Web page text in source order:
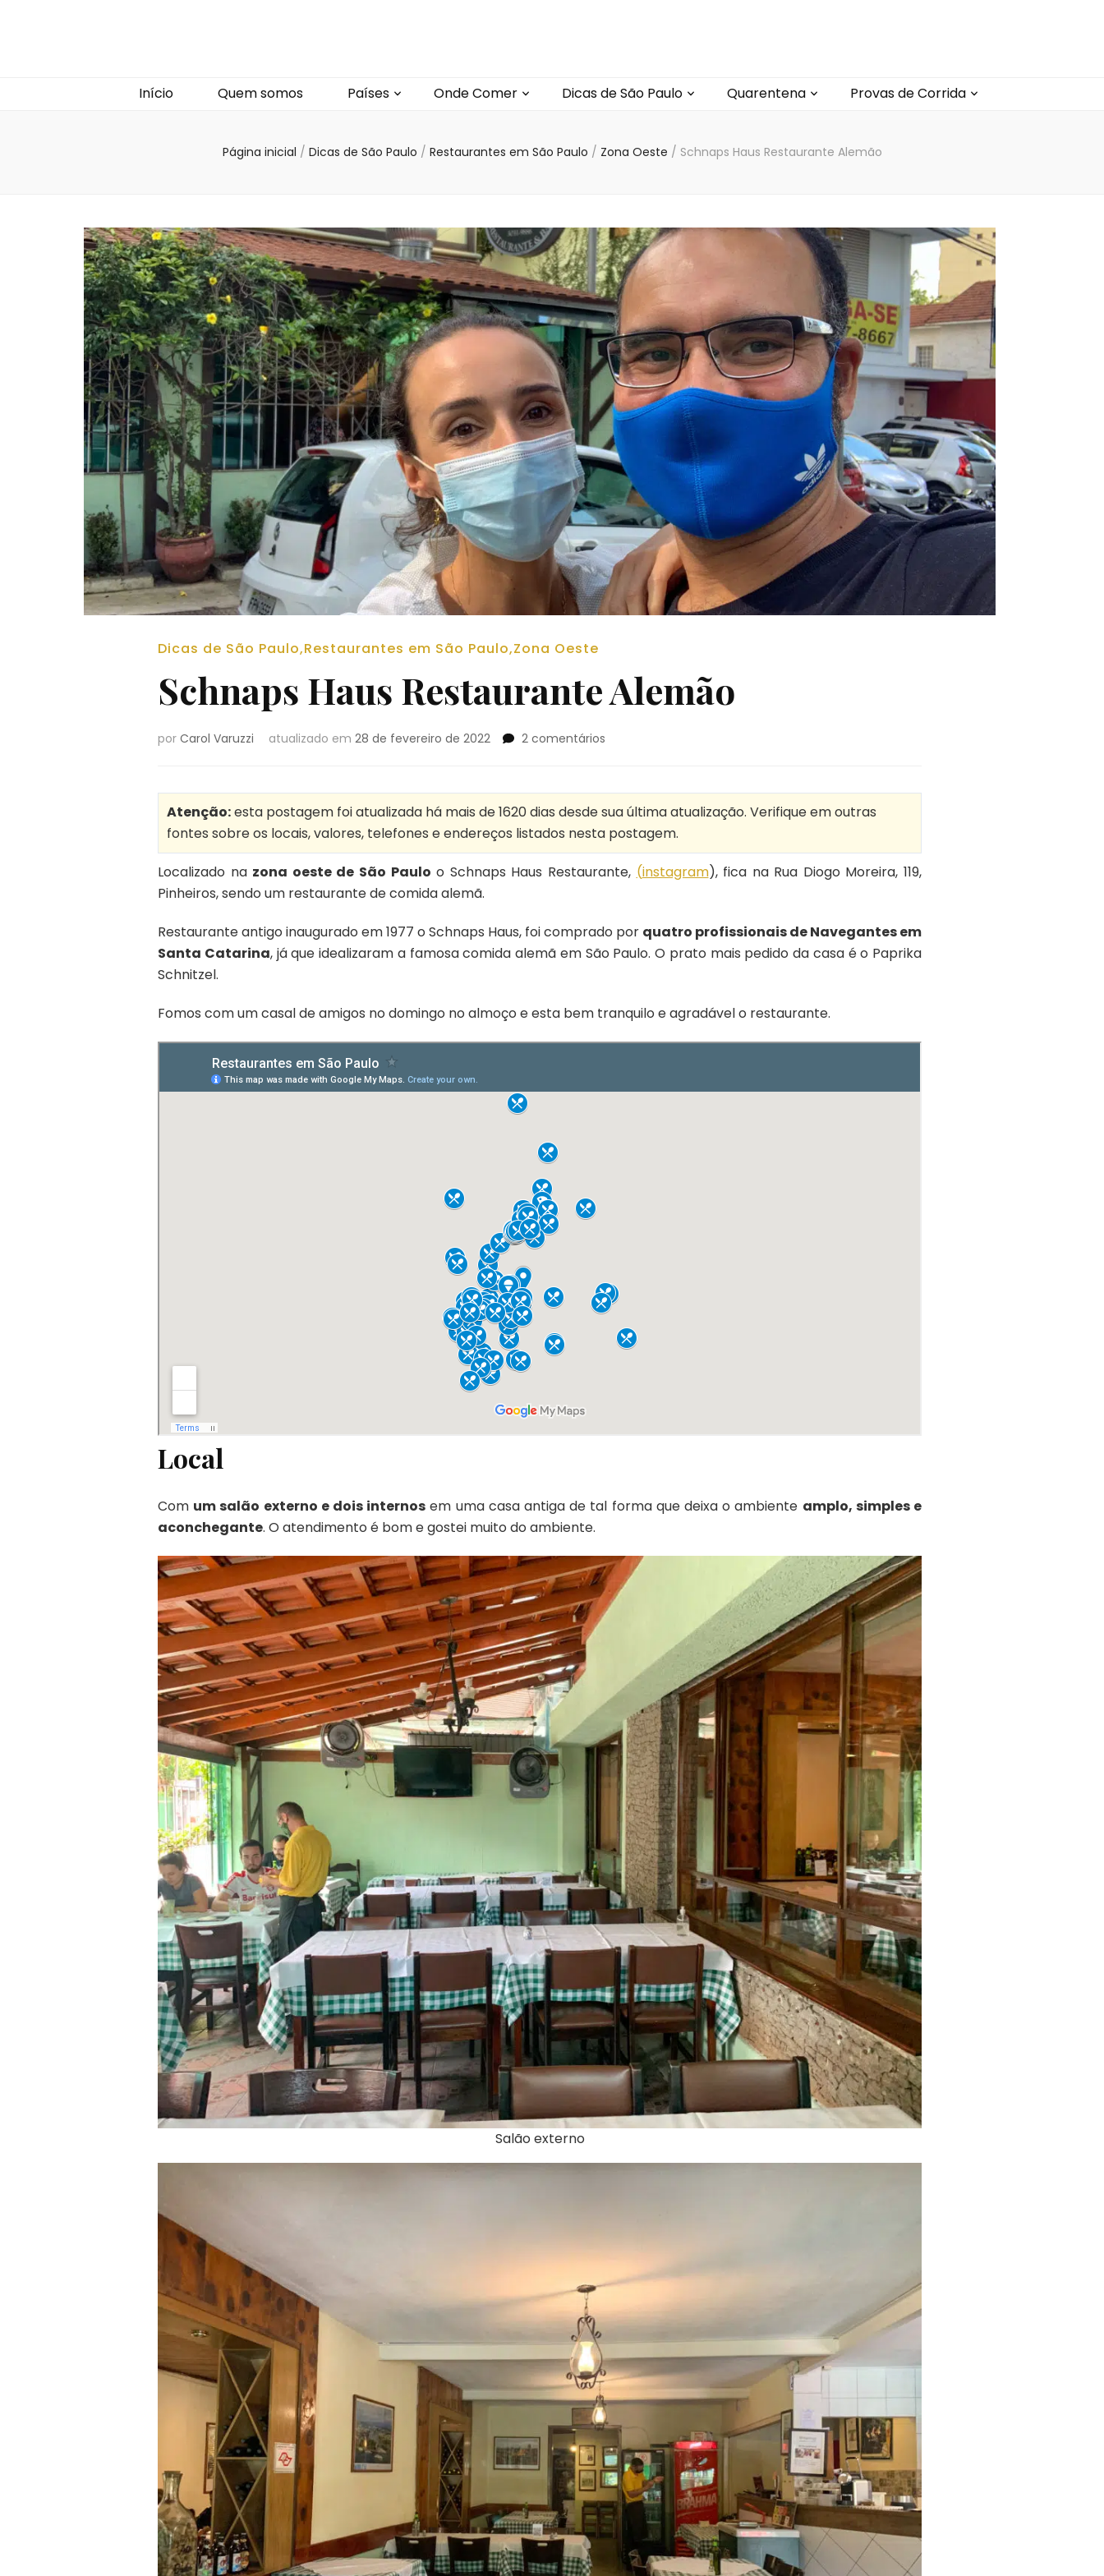
Início Quem somos Países Onde Comer Dicas de São Paulo Quarentena Provas de Corrida
Página inicial / Dicas de São Paulo / Restaurantes em São Paulo / Zona Oeste / Schnaps Haus Restaurante Alemão
Dicas de São Paulo,Restaurantes em São Paulo,Zona Oeste
Schnaps Haus Restaurante Alemão
por Carol Varuzzi atualizado em 28 de fevereiro de 2022 2 comentários
Restaurante
Alemão
Atenção:esta postagem foi atualizada há mais de 1620 dias desde sua última atualização. Verifique em outras
fontes sobre os locais, valores, telefones e endereços listados nesta postagem.
Localizado na zona oeste de São Paulo o Schnaps Haus Restaurante, (instagram), fica na Rua Diogo Moreira, 119,
Pinheiros, sendo um restaurante de comida alemã.
Restaurante antigo inaugurado em 1977 o Schnaps Haus, foi comprado por quatro profissionais de Navegantes em
Santa Catarina, já que idealizaram a famosa comida alemã em São Paulo. O prato mais pedido da casa é o Paprika
Schnitzel.
Fomos com um casal de amigos no domingo no almoço e esta bem tranquilo e agradável o restaurante.
Local
Com um salão externo e dois internos em uma casa antiga de tal forma que deixa o ambiente amplo, simples e
aconchegante. O atendimento é bom e gostei muito do ambiente.
Salão externo